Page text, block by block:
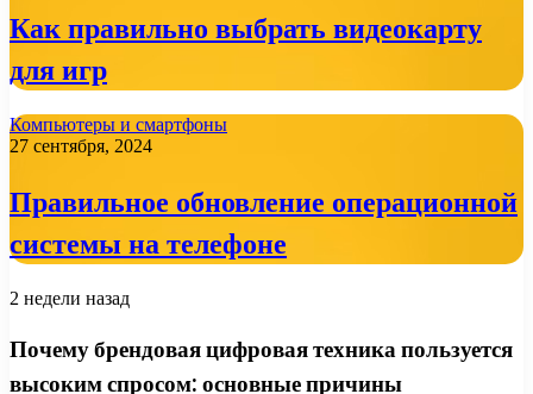
Как правильно выбрать видеокарту
для игр
Компьютеры и смартфоны
27 сентября, 2024
Правильное обновление операционной
системы на телефоне
2 недели назад
Почему брендовая цифровая техника пользуется
высоким спросом: основные причины